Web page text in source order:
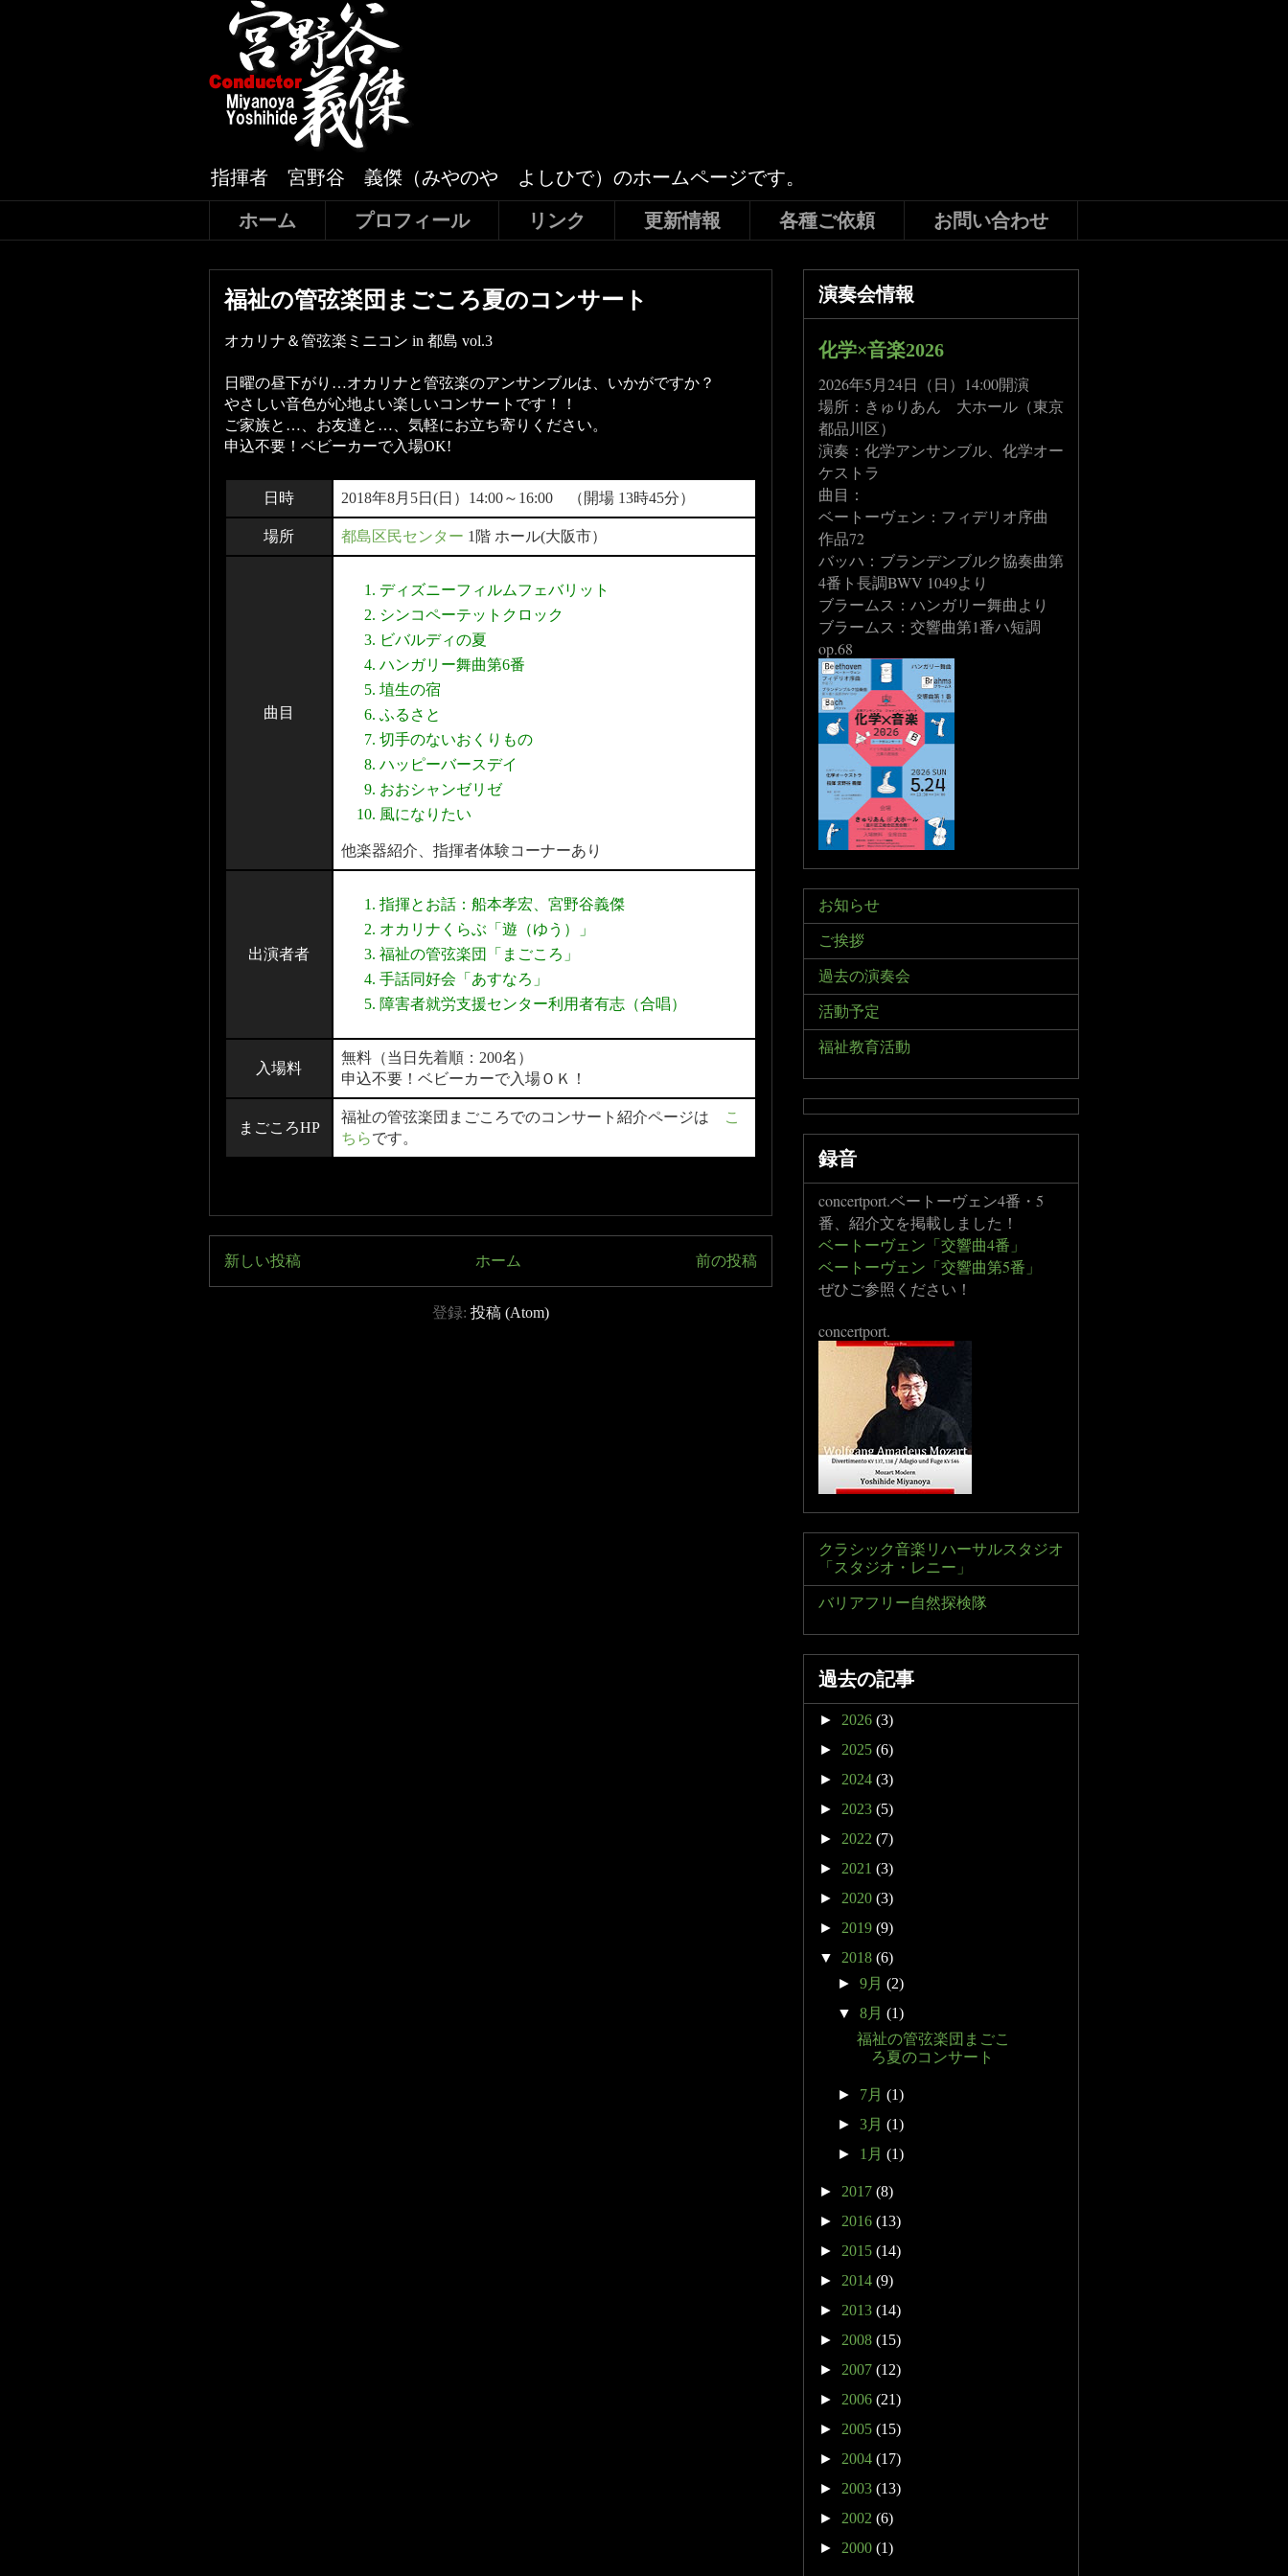
指揮者 宮野谷 義傑（みやのや よしひで）のホームページです。
ホーム プロフィール リンク 更新情報 各種ご依頼 お問い合わせ
福祉の管弦楽団まごころ夏のコンサート
オカリナ＆管弦楽ミニコン in 都島 vol.3
日曜の昼下がり…オカリナと管弦楽のアンサンブルは、いかがですか？
やさしい音色が心地よい楽しいコンサートです！！
ご家族と…、お友達と…、気軽にお立ち寄りください。
申込不要！ベビーカーで入場OK!
日時 2018年8月5日(日）14:00～16:00 （開場 13時45分）
場所 都島区民センター 1階 ホール(大阪市）
曲目
ディズニーフィルムフェバリット
シンコペーテットクロック
ビバルディの夏
ハンガリー舞曲第6番
埴生の宿
ふるさと
切手のないおくりもの
ハッピーバースデイ
おおシャンゼリゼ
風になりたい
他楽器紹介、指揮者体験コーナーあり
出演者者
指揮とお話：船本孝宏、宮野谷義傑
オカリナくらぶ「遊（ゆう）」
福祉の管弦楽団「まごころ」
手話同好会「あすなろ」
障害者就労支援センター利用者有志（合唱）
入場料
無料（当日先着順：200名）
申込不要！ベビーカーで入場ＯＫ！
まごころHP
福祉の管弦楽団まごころでのコンサート紹介ページは
こ
ちらです。
新しい投稿 前の投稿
ホーム
登録: 投稿 (Atom)
演奏会情報
化学×音楽2026
2026年5月24日（日）14:00開演
場所：きゅりあん 大ホール（東京
都品川区）
演奏：化学アンサンブル、化学オー
ケストラ
曲目：
ベートーヴェン：フィデリオ序曲
作品72
バッハ：ブランデンブルク協奏曲第
4番ト長調BWV 1049より
ブラームス：ハンガリー舞曲より
ブラームス：交響曲第1番ハ短調
op.68
お知らせ
ご挨拶
過去の演奏会
活動予定
福祉教育活動
録音
concertport.ベートーヴェン4番・5
番、紹介文を掲載しました！
ベートーヴェン「交響曲4番」
ベートーヴェン「交響曲第5番」
ぜひご参照ください！
concertport.
クラシック音楽リハーサルスタジオ
「スタジオ・レニー」
バリアフリー自然探検隊
過去の記事
► 2026 (3)
► 2025 (6)
► 2024 (3)
► 2023 (5)
► 2022 (7)
► 2021 (3)
► 2020 (3)
► 2019 (9)
▼ 2018 (6)
►9月(2)
▼8月(1)
福祉の管弦楽団まごこ
ろ夏のコンサート
► 7月(1)
►3月(1)
► 1月(1)
► 2017 (8)
► 2016 (13)
► 2015 (14)
► 2014 (9)
► 2013 (14)
► 2008 (15)
► 2007 (12)
► 2006 (21)
► 2005 (15)
► 2004 (17)
► 2003 (13)
► 2002 (6)
► 2000 (1)